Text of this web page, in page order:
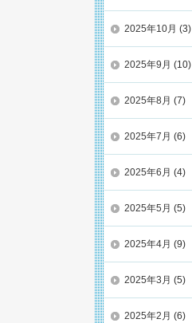
2025年10月 (3)
2025年9月 (10)
2025年8月 (7)
2025年7月 (6)
2025年6月 (4)
2025年5月 (5)
2025年4月 (9)
2025年3月 (5)
2025年2月 (6)